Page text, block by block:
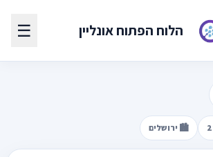
הלוח הפתוח אונליין ☰
🏙️ ירושלים